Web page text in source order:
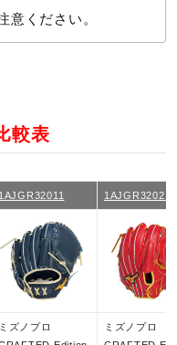
意ください。
較表
1AJGR32011 1AJGR32021
ミズノプロ
ミズノプロ